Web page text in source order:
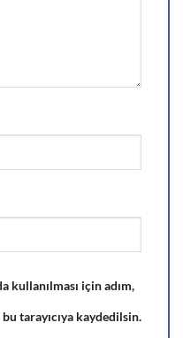
kullanılması için adım,
tarayıcıya kaydedilsin.